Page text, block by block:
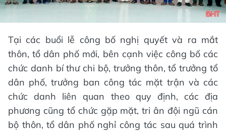
Tại các buổi lễ công bố nghị quyết và ra mắt
thôn, tổ dân phố mới, bên cạnh việc công bố các
chức danh bí thư chi bộ, trưởng thôn, tổ trưởng tổ
dân phố, trưởng ban công tác mặt trận và các
chức danh liên quan theo quy định, các địa
phương cũng tổ chức gặp mặt, tri ân đội ngũ cán
bộ thôn, tổ dân phố nghỉ công tác sau quá trình